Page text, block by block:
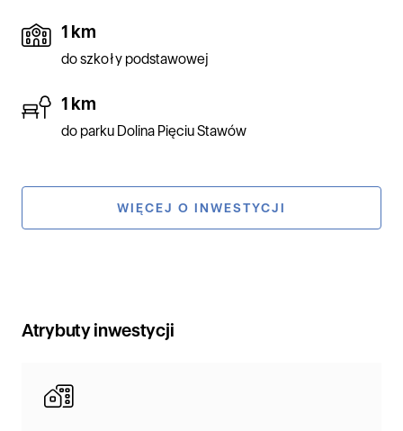
1 km
do szkoły podstawowej
1 km
do parku Dolina Pięciu Stawów
WIĘCEJ O INWESTYCJI
Atrybuty inwestycji